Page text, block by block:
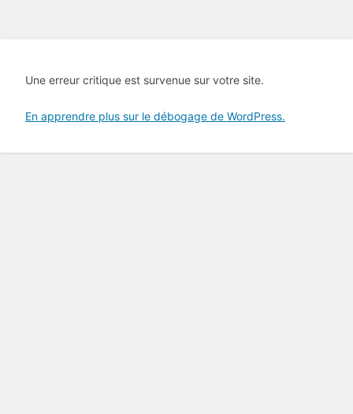
Une erreur critique est survenue sur votre site.
En apprendre plus sur le débogage de WordPress.